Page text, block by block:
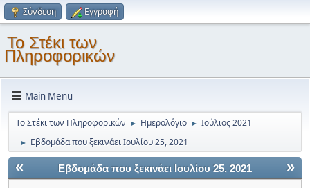
Σύνδεση Εγγραφή
Το Στέκι των
Πληροφορικών
Main Menu
Το Στέκι των Πληροφορικών ► Ημερολόγιο ► Ιούλιος 2021
► Εβδομάδα που ξεκινάει Ιουλίου 25, 2021
« »
Εβδομάδα που ξεκινάει Ιουλίου 25, 2021